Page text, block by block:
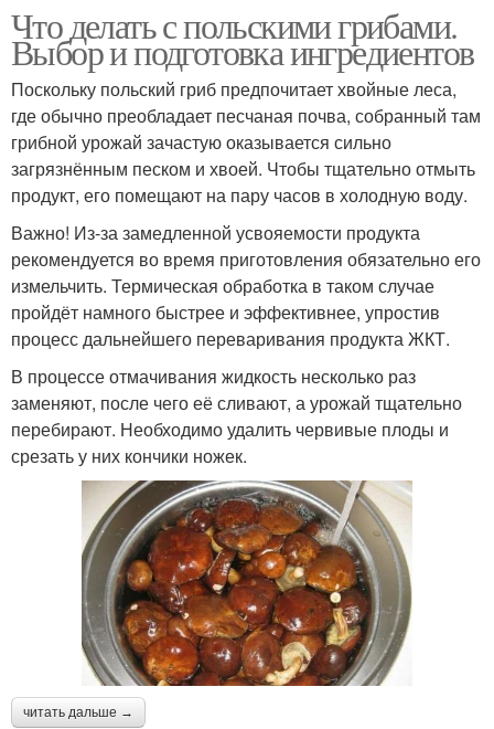
Что делать с польскими грибами.
Выбор и подготовка ингредиентов
Поскольку польский гриб предпочитает хвойные леса,
где обычно преобладает песчаная почва, собранный там
грибной урожай зачастую оказывается сильно
загрязнённым песком и хвоей. Чтобы тщательно отмыть
продукт, его помещают на пару часов в холодную воду.
Важно! Из-за замедленной усвояемости продукта
рекомендуется во время приготовления обязательно его
измельчить. Термическая обработка в таком случае
пройдёт намного быстрее и эффективнее, упростив
процесс дальнейшего переваривания продукта ЖКТ.
В процессе отмачивания жидкость несколько раз
заменяют, после чего её сливают, а урожай тщательно
перебирают. Необходимо удалить червивые плоды и
срезать у них кончики ножек.
читать дальше →